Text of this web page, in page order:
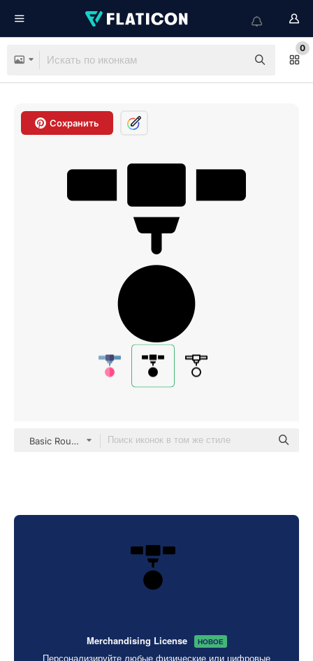
0
Сохранить
Basic Rounded Filled
Merchandising License НОВОЕ
Персонализируйте любые физические или цифровые